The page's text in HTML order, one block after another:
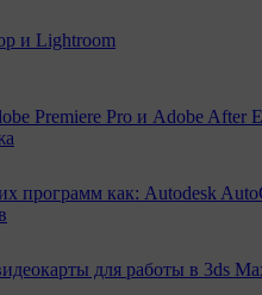
и Lightroom
Premiere Pro и Adobe After
программ как: Autodesk
для работы в 3ds